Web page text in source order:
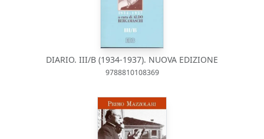
DIARIO. III/B (1934-1937). NUOVA EDIZIONE
9788810108369